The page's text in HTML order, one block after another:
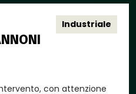
con attenzione
Industriale